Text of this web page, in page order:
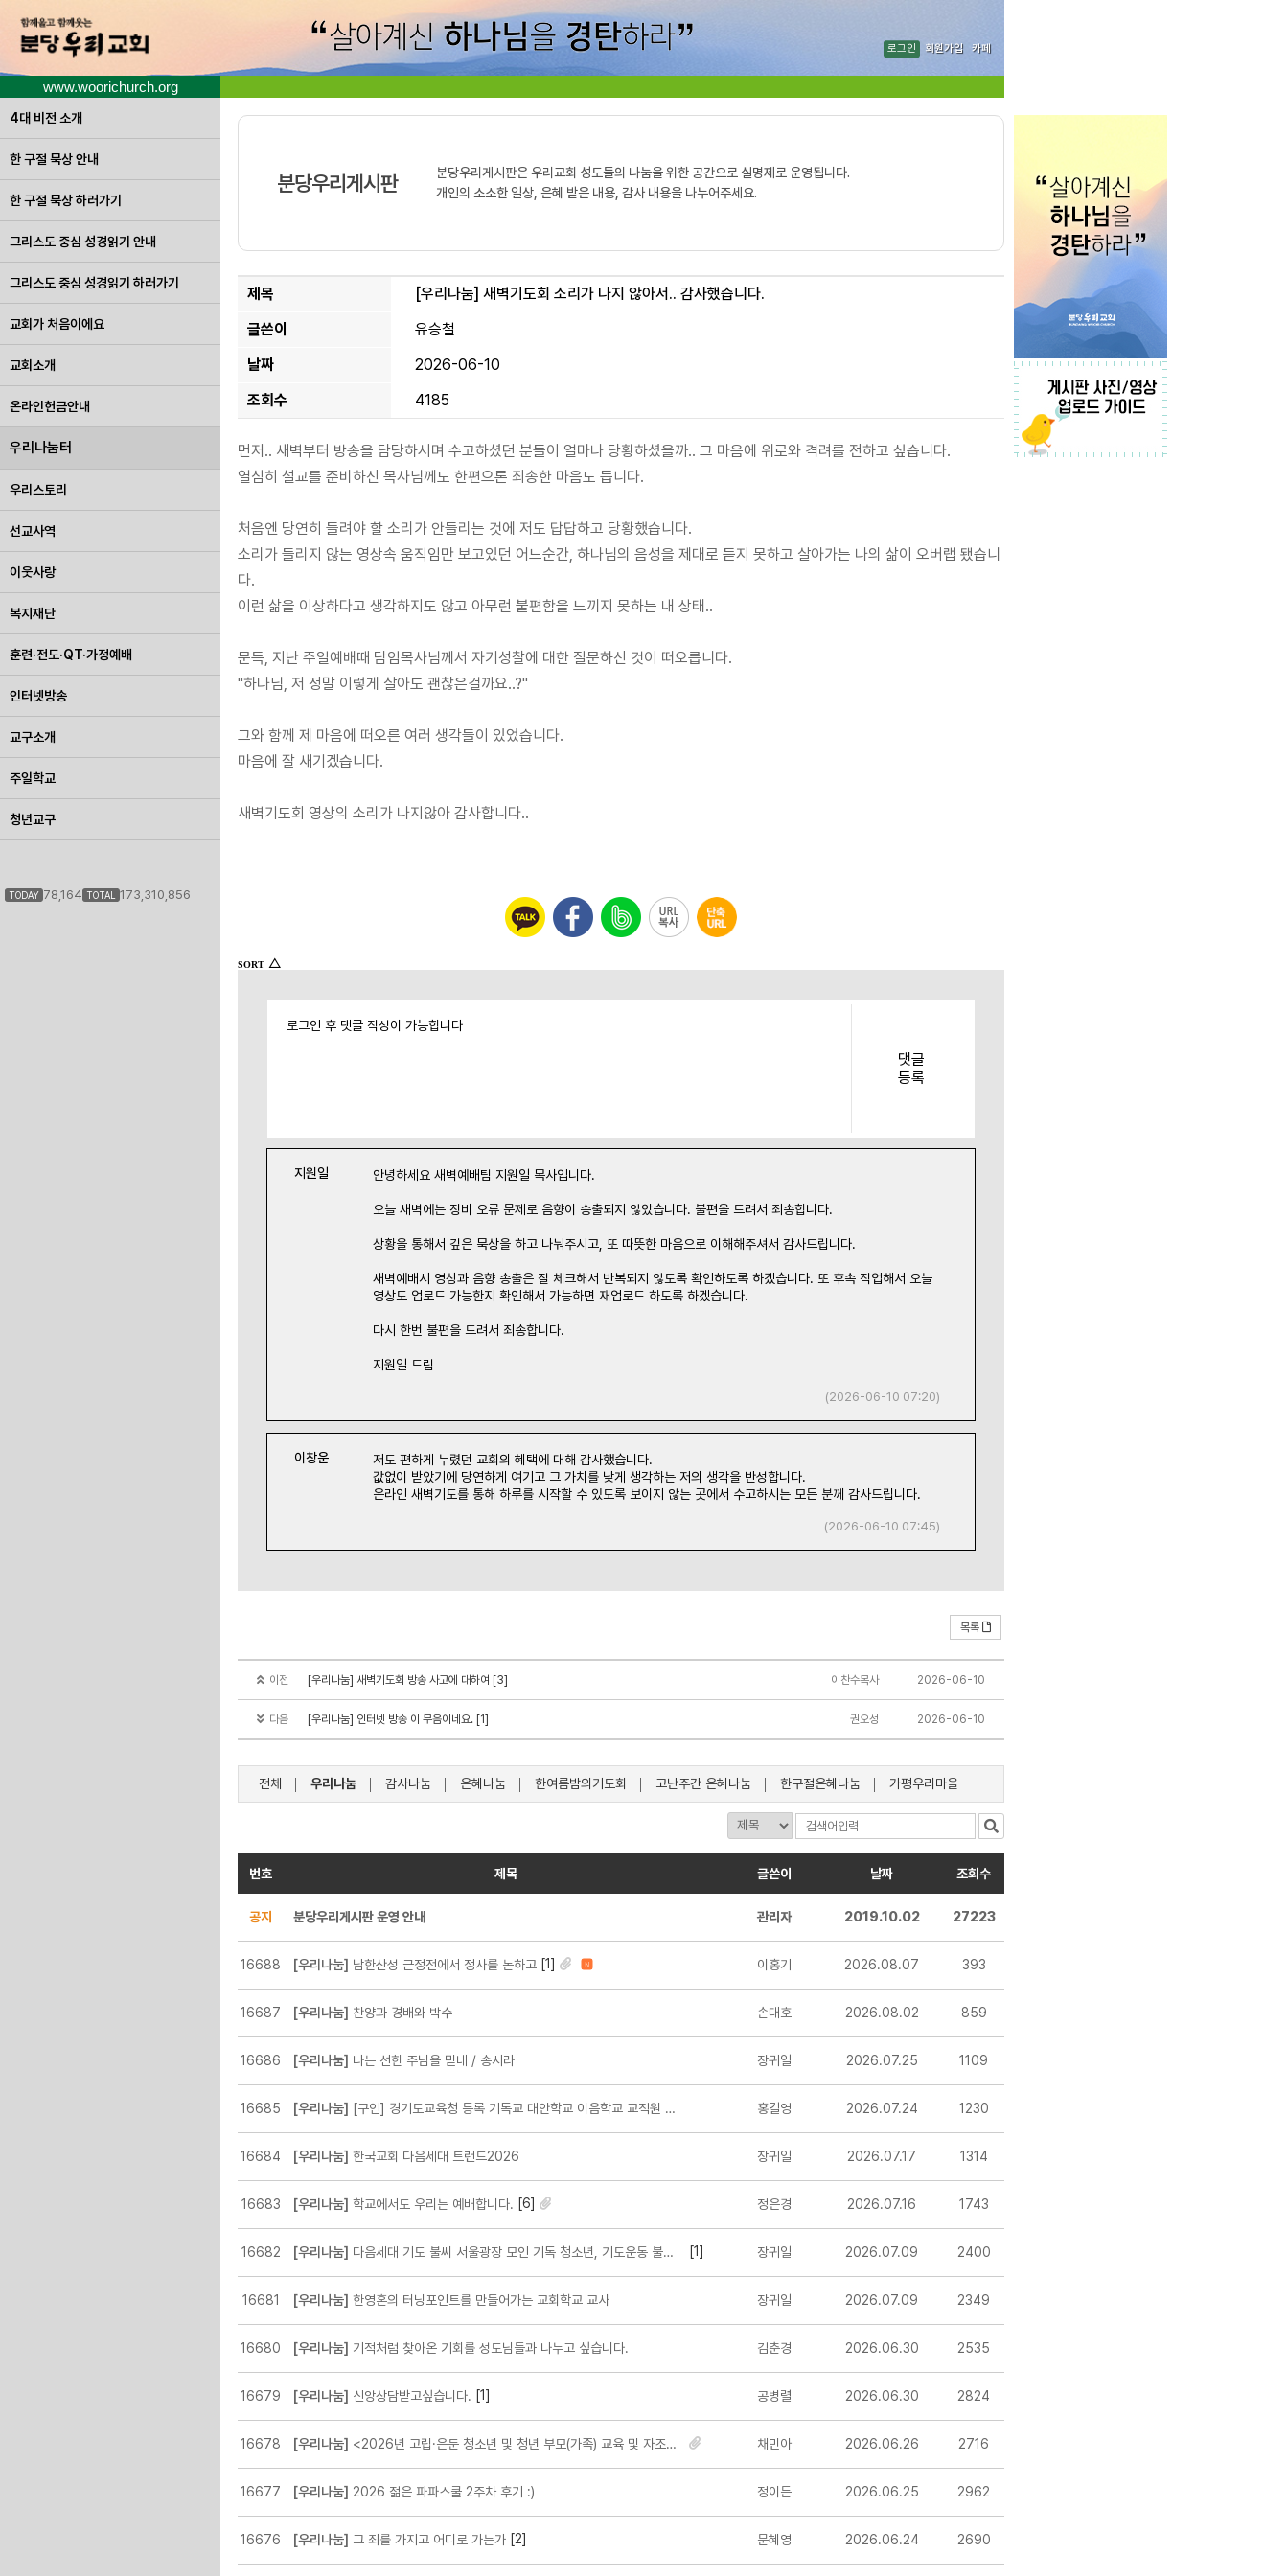
로그인 회원가입 카페
www.woorichurch.org
4대 비전 소개
한 구절 묵상 안내
한 구절 묵상 하러가기
그리스도 중심 성경읽기 안내
그리스도 중심 성경읽기 하러가기
교회가 처음이에요
교회소개
온라인헌금안내
우리나눔터
우리스토리
선교사역
이웃사랑
복지재단
훈련·전도·QT·가정예배
인터넷방송
교구소개
주일학교
청년교구
TODAY 78,164 TOTAL 173,310,856
분당우리게시판
분당우리게시판은 우리교회 성도들의 나눔을 위한 공간으로 실명제로 운영됩니다.
개인의 소소한 일상, 은혜 받은 내용, 감사 내용을 나누어주세요.
제목 [우리나눔] 새벽기도회 소리가 나지 않아서.. 감사했습니다.
글쓴이
유승철
날짜
2026-06-10
조회수
4185
먼저.. 새벽부터 방송을 담당하시며 수고하셨던 분들이 얼마나 당황하셨을까.. 그 마음에 위로와 격려를 전하고 싶습니다.
열심히 설교를 준비하신 목사님께도 한편으론 죄송한 마음도 듭니다.
처음엔 당연히 들려야 할 소리가 안들리는 것에 저도 답답하고 당황했습니다.
소리가 들리지 않는 영상속 움직임만 보고있던 어느순간, 하나님의 음성을 제대로 듣지 못하고 살아가는 나의 삶이 오버랩 됐습니
다.
이런 삶을 이상하다고 생각하지도 않고 아무런 불편함을 느끼지 못하는 내 상태..
문득, 지난 주일예배때 담임목사님께서 자기성찰에 대한 질문하신 것이 떠오릅니다.
"하나님, 저 정말 이렇게 살아도 괜찮은걸까요..?"
그와 함께 제 마음에 떠오른 여러 생각들이 있었습니다.
마음에 잘 새기겠습니다.
새벽기도회 영상의 소리가 나지않아 감사합니다..
SORT △
로그인 후 댓글 작성이 가능합니다
댓글
등록
지원일 안녕하세요 새벽예배팀 지원일 목사입니다.
오늘 새벽에는 장비 오류 문제로 음향이 송출되지 않았습니다. 불편을 드려서 죄송합니다.
상황을 통해서 깊은 묵상을 하고 나눠주시고, 또 따뜻한 마음으로 이해해주셔서 감사드립니다.
새벽예배시 영상과 음향 송출은 잘 체크해서 반복되지 않도록 확인하도록 하겠습니다. 또 후속 작업해서 오늘
영상도 업로드 가능한지 확인해서 가능하면 재업로드 하도록 하겠습니다.
다시 한번 불편을 드려서 죄송합니다.
지원일 드림
(2026-06-10 07:20)
이창운
저도 편하게 누렸던 교회의 혜택에 대해 감사했습니다.
값없이 받았기에 당연하게 여기고 그 가치를 낮게 생각하는 저의 생각을 반성합니다.
온라인 새벽기도를 통해 하루를 시작할 수 있도록 보이지 않는 곳에서 수고하시는 모든 분께 감사드립니다.
(2026-06-10 07:45)
목록
2026-06-10
이찬수목사
이전 [우리나눔] 새벽기도회 방송 사고에 대하여 [3]
2026-06-10
권오성
다음 [우리나눔] 인터넷 방송 이 무음이네요. [1]
전체 우리나눔 감사나눔 은혜나눔 한여름밤의기도회 고난주간 은혜나눔 한구절은혜나눔 가평우리마을
번호 제목 글쓴이 날짜 조회수
공지 분당우리게시판 운영 안내 관리자 2019.10.02 27223
16688 [우리나눔] 남한산성 근정전에서 정사를 논하고 [1] N 이홍기 2026.08.07 393
16687 [우리나눔] 찬양과 경배와 박수 손대호 2026.08.02 859
16686 [우리나눔] 나는 선한 주님을 믿네 / 송시라 장귀일 2026.07.25 1109
16685 [우리나눔] [구인] 경기도교육청 등록 기독교 대안학교 이음학교 교직원 채용 공고 홍길영 2026.07.24 1230
16684 [우리나눔] 한국교회 다음세대 트랜드2026 장귀일 2026.07.17 1314
16683 [우리나눔] 학교에서도 우리는 예배합니다. [6] 정은경 2026.07.16 1743
16682 [우리나눔] 다음세대 기도 불씨 서울광장 모인 기독 청소년, 기도운동 불씨 지폈다 [1] 장귀일 2026.07.09 2400
16681 [우리나눔] 한영혼의 터닝포인트를 만들어가는 교회학교 교사 장귀일 2026.07.09 2349
16680 [우리나눔] 기적처럼 찾아온 기회를 성도님들과 나누고 싶습니다. 김춘경 2026.06.30 2535
16679 [우리나눔] 신앙상담받고싶습니다. [1] 공병렬 2026.06.30 2824
16678 [우리나눔] <2026년 고립·은둔 청소년 및 청년 부모(가족) 교육 및 자조모임 참여자 모집> 채민아 2026.06.26 2716
16677 [우리나눔] 2026 젊은 파파스쿨 2주차 후기 :) 정이든 2026.06.25 2962
16676 [우리나눔] 그 죄를 가지고 어디로 가는가 [2] 문혜영 2026.06.24 2690